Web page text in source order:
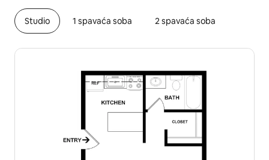
Studio 1 spavaća soba 2 spavaća soba